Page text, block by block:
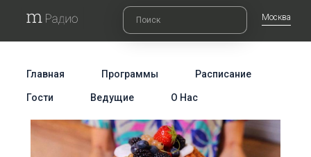
Москва
Главная Программы Расписание
Гости Ведущие О Нас